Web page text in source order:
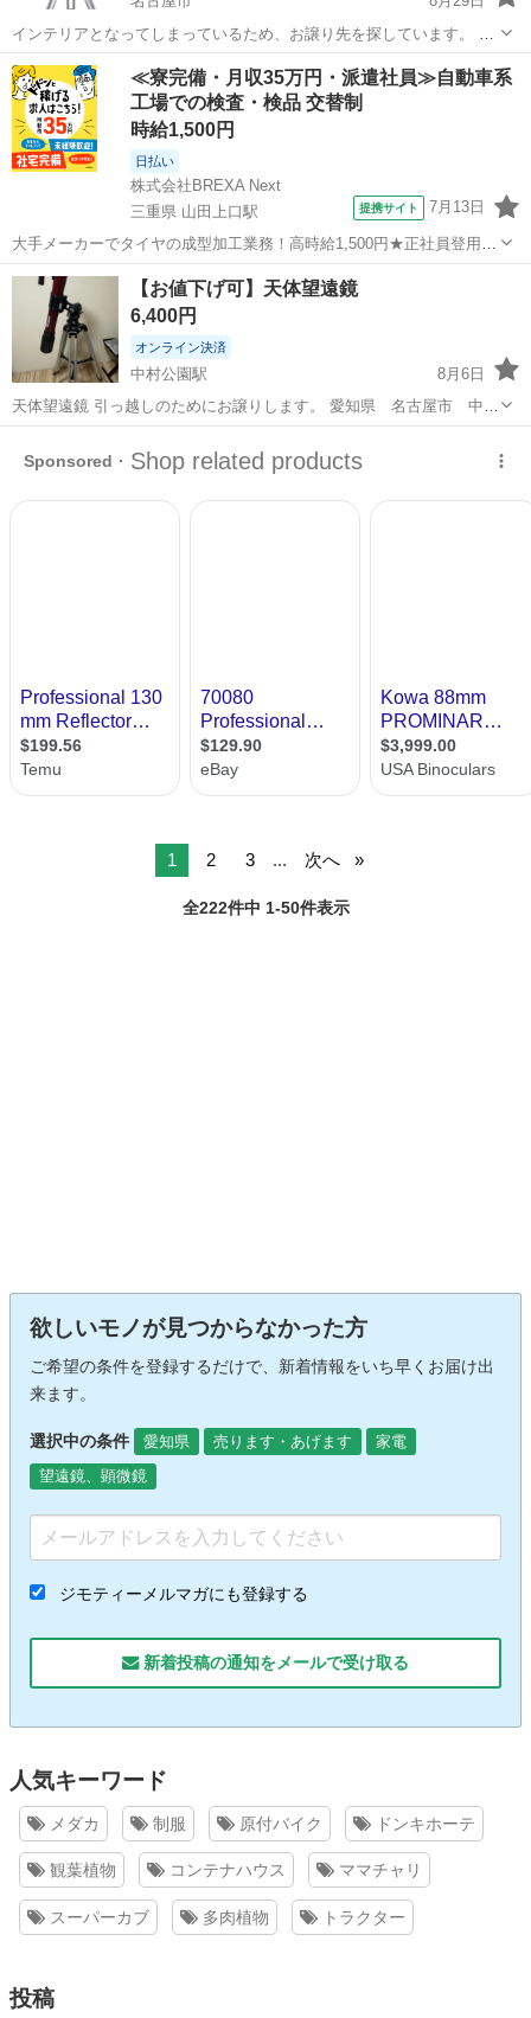
インテリアとなってしまっているため、お譲り先を探しています。 付
属品付きで状態は良好です。 箱等はありませんので現物のままでお渡
しです。
愛知 名古屋市 望遠鏡、顕微鏡 Vixen
≪寮完備・月収35万円・派遣社員≫自動車系
工場での検査・検品 交替制
時給1,500円
日払い
株式会社BREXA Next
三重県 山田上口駅
提携サイト 7月13日
大手メーカーでタイヤの成型加工業務！高時給1,500円★正社員登用制
度あり！ワンルーム寮完備！マイカー通勤OK！無料駐車場あり！《三
重県伊勢市》 人気の工場のお仕事 ◇タイヤの製造◇ トラック・バ
ス・RV車用を中心とした...
三重 伊勢市 山田上口駅 その他
【お値下げ可】天体望遠鏡
6,400円
オンライン決済
中村公園駅
8月6日
天体望遠鏡 引っ越しのためにお譲りします。 愛知県 名古屋市 中村
公園 ※お引き取り・玄関の外に出しておくのでご自身でお願い致しま
す
1 2 3 ... 次へ
全222件中 1-50件表示
欲しいモノが見つからなかった方
ご希望の条件を登録するだけで、新着情報をいち早くお届け出
来ます。
選択中の条件 愛知県 売ります・あげます
家電
望遠鏡、顕微鏡
ジモティーメルマガにも登録する
新着投稿の通知をメールで受け取る
人気キーワード
メダカ 制服 原付バイク ドンキホーテ
観葉植物 コンテナハウス ママチャリ
スーパーカブ 多肉植物 トラクター
投稿